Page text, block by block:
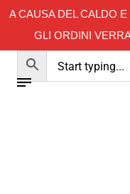
A CAUSA DEL CALDO
GLI ORDINI